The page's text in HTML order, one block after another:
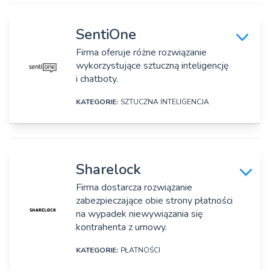
Osoby zarządzające:
Nazwa firmy:
Signovis Sp. z o.o.
Adres:
ul. Pory 78, Warszawa
http://scienceship.com/contact
Osoby zarządzające:
Katarzyna Mączyńska
Platforma crowdfundingowa.
SentiOne
Firma oferuje różne rozwiązanie
wykorzystujące sztuczną inteligencję
i chatboty.
KATEGORIE: SZTUCZNA INTELIGENCJA
Nazwa firmy:
Adres:
Ul. Lęborska 3B, Gdańsk
Strona www:
Sharelock
Firma dostarcza rozwiązanie
zabezpieczające obie strony płatności
na wypadek niewywiązania się
kontrahenta z umowy.
KATEGORIE: PŁATNOŚCI